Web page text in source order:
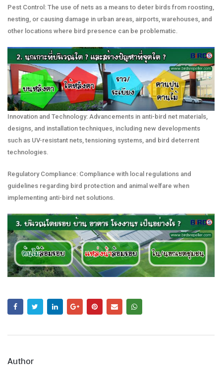
Pest Control: The use of nets as a means to deter birds from roosting,
nesting, or causing damage in urban areas, airports, warehouses, and
other locations where bird presence can be problematic.
Innovation and Technology: Advancements in anti-bird net materials,
designs, and installation techniques, including new developments
such as UV-resistant nets, tensioning systems, and bird deterrent
technologies.
Regulatory Compliance: Compliance with local regulations and
guidelines regarding bird protection and animal welfare when
implementing anti-bird net solutions.
Author